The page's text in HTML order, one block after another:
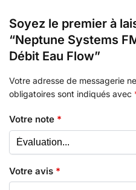
Soyez le premier à
“Neptune Systems
Débit Eau Flow”
Votre adresse de messagerie
obligatoires sont indiqués avec
Votre note *
Votre avis *